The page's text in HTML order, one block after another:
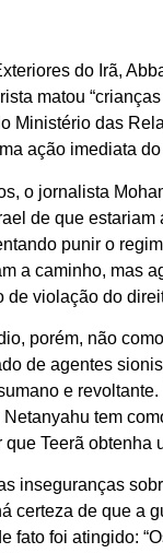
do Irã,
matou
Ministério das
ação imediata
o jornalista
de que
punir o
a caminho, mas
de violação do
porém, não
de agentes
e
tem
Teerã obtenha
inseguranças
certeza de que a
fato foi atingido: